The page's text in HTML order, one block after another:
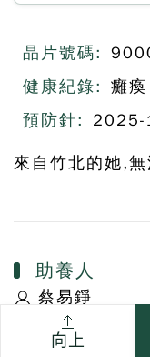
晶片號碼:
健康紀錄: 癱瘓
預防針:
來自竹北的她,
助養人
蔡易錚
廖存樂
向上